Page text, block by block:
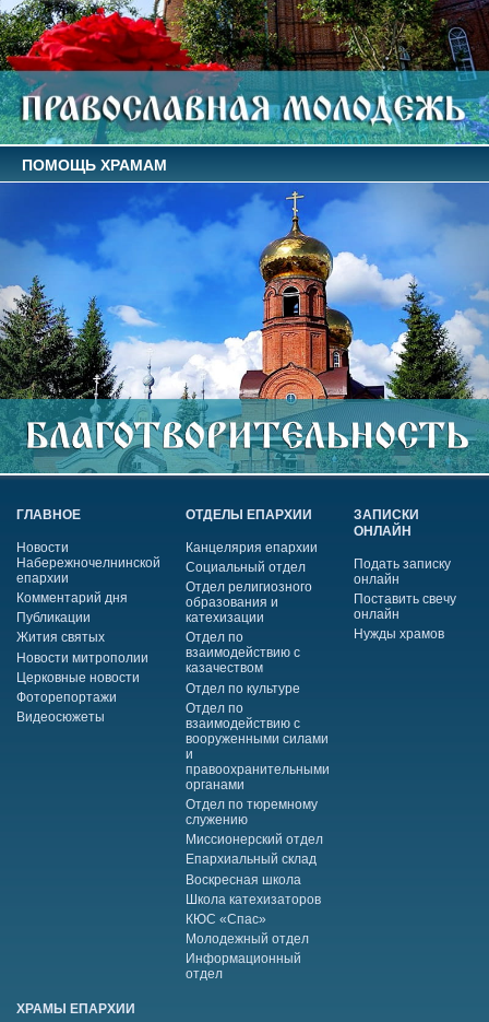
ПОМОЩЬ ХРАМАМ
ГЛАВНОЕ
Новости
Набережночелнинской
епархии
Комментарий дня
Публикации
Жития святых
Новости митрополии
Церковные новости
Фоторепортажи
Видеосюжеты
ОТДЕЛЫ ЕПАРХИИ
Канцелярия епархии
Социальный отдел
Отдел религиозного
образования и
катехизации
Отдел по
взаимодействию с
казачеством
Отдел по культуре
Отдел по
взаимодействию с
вооруженными силами
и
правоохранительными
органами
Отдел по тюремному
служению
Миссионерский отдел
Епархиальный склад
Воскресная школа
Школа катехизаторов
КЮС «Спас»
Молодежный отдел
Информационный
отдел
ЗАПИСКИ
ОНЛАЙН
Подать записку
онлайн
Поставить свечу
онлайн
Нужды храмов
ХРАМЫ ЕПАРХИИ